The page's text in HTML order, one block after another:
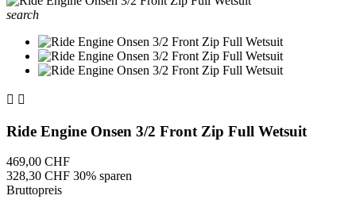
search
 
Ride Engine Onsen 3/2 Front Zip Full Wetsuit
469,00 CHF
328,30 CHF 30% sparen
Bruttopreis